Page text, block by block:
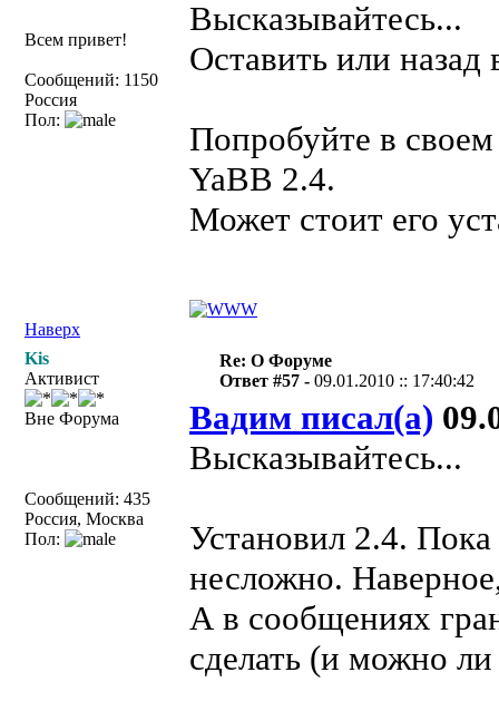
Всем привет!
Сообщений: 1150
Россия
Пол:
Высказывайтесь...
Оставить или назад
Попробуйте в
YaBB 2.4.
Может стоит его
Наверх
Kis
Активист
Вне Форума
Сообщений: 435
Россия, Москва
Пол:
Re: О Форуме
Ответ #57 -09.01.2010 :: 17:40:42
Вадим писал(а)
Высказывайтесь...
Установил 2.4.
несложно.
А в сообщениях
сделать (и можно